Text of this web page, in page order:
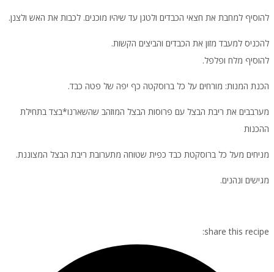
להוסיף למחבת את חצאי הכבדים ולטגן עד שיהיו מוכנים. לכבות את האש ולצנן.
להכניס למעבד מזון את הכבדים והביצים הקשות.
להוסיף מלח ופלפל.
הכנת המנות: מורחים על כל ברוסקטה כף יפה של פטה כבד.
מערבבים את ריבת הבצל עם פרוסות הבצל המוזהב שהשארנו*בצד בתחילת
ההכנות
מניחים מעל כל ברוסקטת כבד כפית שטוחה מתערובת ריבת הבצל המצוננת.
מגישים ונהנים.
share this recipe: